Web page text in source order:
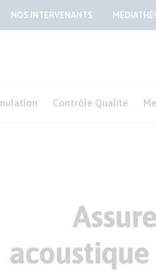
NOS INTERVENANTS
Contrôle Qualité